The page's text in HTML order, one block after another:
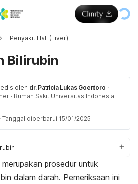
Penyakit Hati (Liver)
Bilirubin
oleh dr. Patricia Lukas Goentoro ·
· Rumah Sakit Universitas Indonesia
· Tanggal diperbarui 15/01/2025
tinggi
prosedur untuk
dalam darah. Pemeriksaan ini